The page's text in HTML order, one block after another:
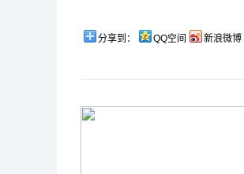
分享到： QQ空间 新浪微博